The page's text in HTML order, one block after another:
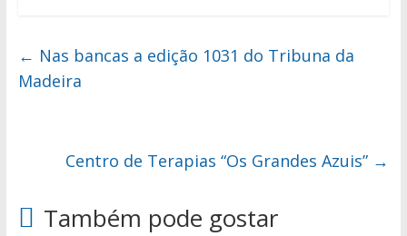
← Nas bancas a edição 1031 do Tribuna da
Madeira
Centro de Terapias “Os Grandes Azuis” →
Também pode gostar